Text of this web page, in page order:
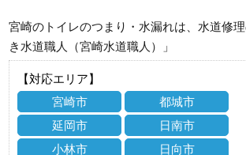
宮崎のトイレのつまり・水漏れは、水道修
き水道職人（宮崎水道職人）」
【対応エリア】
宮崎市
都城市
延岡市
日南市
小林市
日向市